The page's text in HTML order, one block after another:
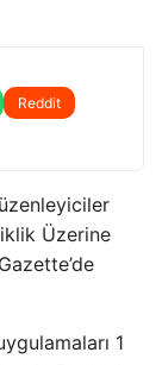
Reddit
Üzerine
1